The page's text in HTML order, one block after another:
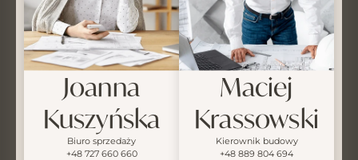
Joanna
Kuszyńska
Biuro sprzedaży
+48 727 660 660
Maciej
Krassowski
Kierownik budowy
+48 889 804 694